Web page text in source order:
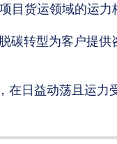
货运领域的运力
碳转型为客户提
在日益动荡且运力